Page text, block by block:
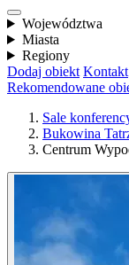
Województwa
Miasta
Regiony
Dodaj obiekt Kontakt
Rekomendowane
Sale
Bukowina
Centrum